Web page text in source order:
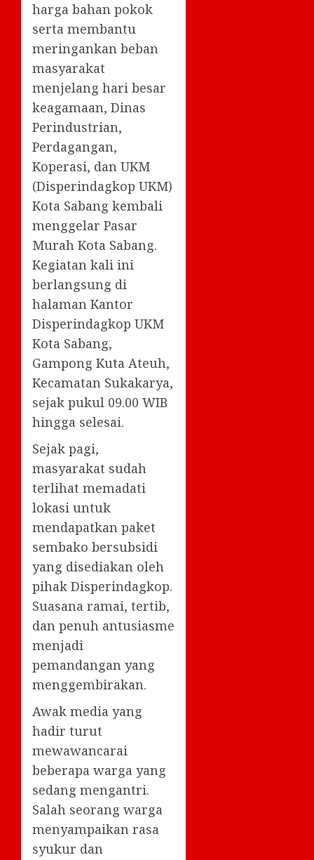
harga bahan pokok
serta membantu
meringankan beban
masyarakat
menjelang hari besar
keagamaan, Dinas
Perindustrian,
Perdagangan,
Koperasi, dan UKM
(Disperindagkop UKM)
Kota Sabang kembali
menggelar Pasar
Murah Kota Sabang.
Kegiatan kali ini
berlangsung di
halaman Kantor
Disperindagkop UKM
Kota Sabang,
Gampong Kuta Ateuh,
Kecamatan Sukakarya,
sejak pukul 09.00 WIB
hingga selesai.
Sejak pagi,
masyarakat sudah
terlihat memadati
lokasi untuk
mendapatkan paket
sembako bersubsidi
yang disediakan oleh
pihak Disperindagkop.
Suasana ramai, tertib,
dan penuh antusiasme
menjadi
pemandangan yang
menggembirakan.
Awak media yang
hadir turut
mewawancarai
beberapa warga yang
sedang mengantri.
Salah seorang warga
menyampaikan rasa
syukur dan